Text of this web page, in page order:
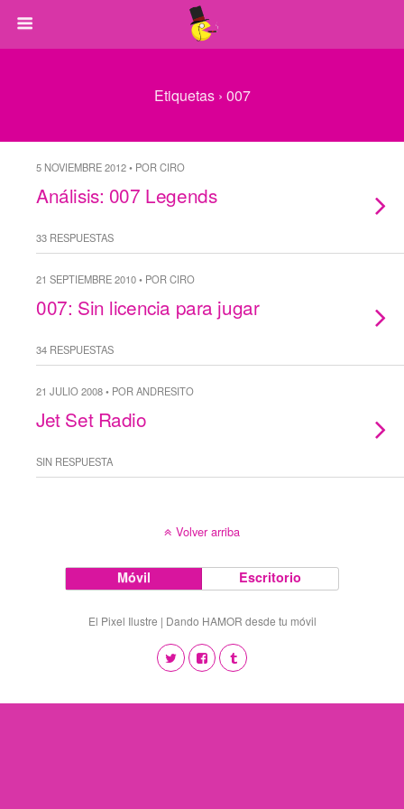
Etiquetas › 007
5 NOVIEMBRE 2012 • POR CIRO
Análisis: 007 Legends
33 RESPUESTAS
21 SEPTIEMBRE 2010 • POR CIRO
007: Sin licencia para jugar
34 RESPUESTAS
21 JULIO 2008 • POR ANDRESITO
Jet Set Radio
SIN RESPUESTA
Volver arriba
Móvil Escritorio
El Pixel Ilustre | Dando HAMOR desde tu móvil